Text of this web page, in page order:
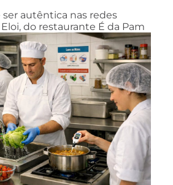
ser autêntica nas redes
do restaurante É da Pam